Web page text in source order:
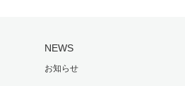
NEWS
お知らせ